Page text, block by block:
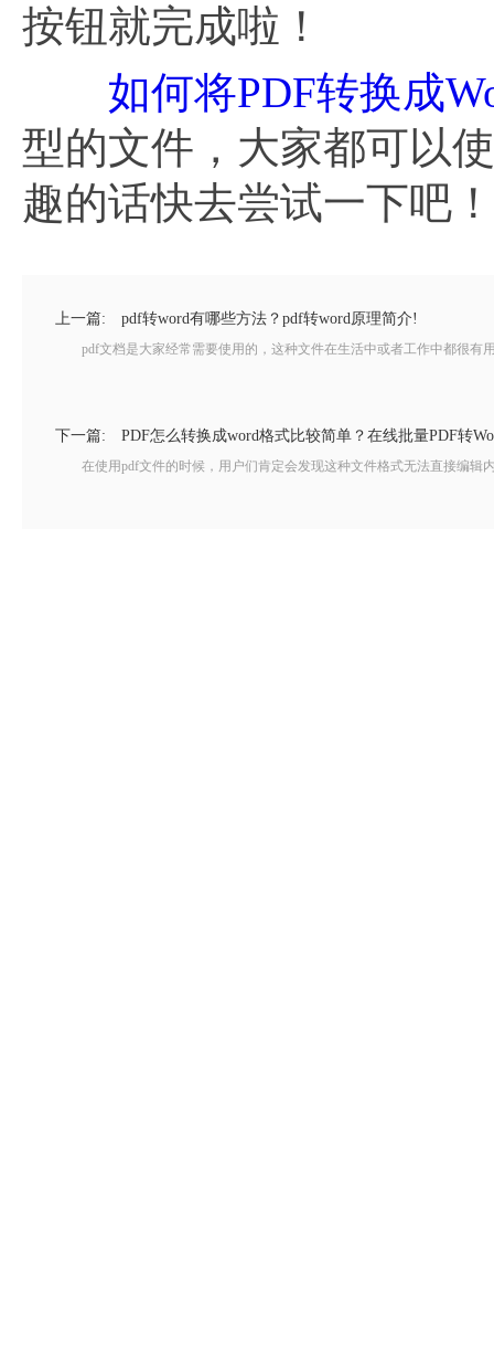
按钮就完成啦！
如何将PDF转换成
型的文件，大家都可以
趣的话快去尝试一下吧！
上一篇: pdf转word有哪些方法？pdf转word原理简介!
pdf文档是大家经常需要使用的，这种文件在生活中或者工作中都很有
下一篇: PDF怎么转换成word格式比较简单？在线批量PDF转
在使用pdf文件的时候，用户们肯定会发现这种文件格式无法直接编辑